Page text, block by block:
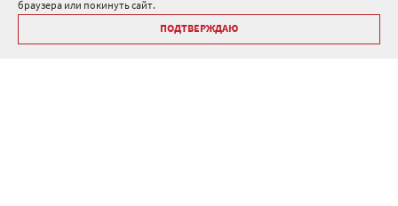
браузера или покинуть сайт.
ПОДТВЕРЖДАЮ